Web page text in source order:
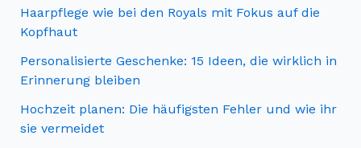
n
a
c
h
:
Haarpflege wie bei den Royals mit Fokus auf die
Kopfhaut
Personalisierte Geschenke: 15 Ideen, die wirklich in
Erinnerung bleiben
Hochzeit planen: Die häufigsten Fehler und wie ihr
sie vermeidet